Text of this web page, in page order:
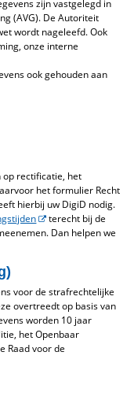
zijn vastgelegd in
(AVG). De Autoriteit
wordt nageleefd. Ook
onze interne
ook gehouden aan
op rectificatie, het
het formulier Recht
hierbij uw DigiD nodig.
terecht bij de
Dan helpen we
voor de strafrechtelijke
overtreedt op basis van
worden 10 jaar
het Openbaar
Raad voor de